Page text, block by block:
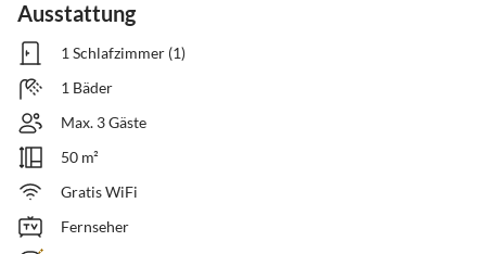
Ausstattung
1 Schlafzimmer (1)
1 Bäder
Max. 3 Gäste
50 m²
Gratis WiFi
Fernseher